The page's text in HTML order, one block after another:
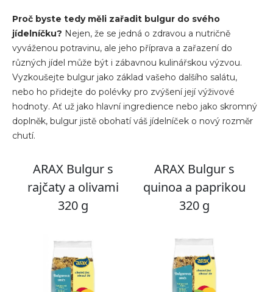
Proč byste tedy měli zařadit bulgur do svého
jídelníčku? Nejen, že se jedná o zdravou a nutričně
vyváženou potravinu, ale jeho příprava a zařazení do
různých jídel může být i zábavnou kulinářskou výzvou.
Vyzkoušejte bulgur jako základ vašeho dalšího salátu,
nebo ho přidejte do polévky pro zvýšení její výživové
hodnoty. Ať už jako hlavní ingredience nebo jako skromný
doplněk, bulgur jistě obohatí váš jídelníček o nový rozměr
chutí.